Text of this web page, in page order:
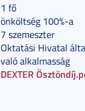
1 fő
önköltség 100%-a
7 szemeszter
Oktatási Hivatal
való alkalmasság
DEXTER